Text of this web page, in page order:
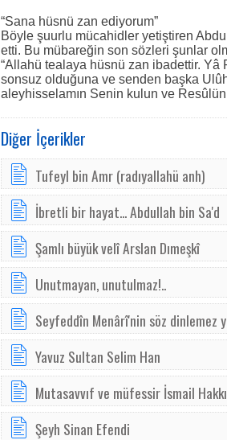
“Sana hüsnü zan ediyorum”
Böyle şuurlu mücahidler yetiştiren
etti. Bu mübareğin son sözleri şunlar
“Allahü tealaya hüsnü zan ibadettir.
sonsuz olduğuna ve senden başka
aleyhisselamın Senin kulun ve
Diğer İçerikler
Tufeyl bin Amr (radıyallahü anh)
İbretli bir hayat... Abdullah bin Sa'd
Şamlı büyük velî Arslan Dımeşkî
Unutmayan, unutulmaz!..
Seyfeddîn Menârî'nin söz dinlemez
Yavuz Sultan Selim Han
Mutasavvıf ve müfessir İsmail
Şeyh Sinan Efendi